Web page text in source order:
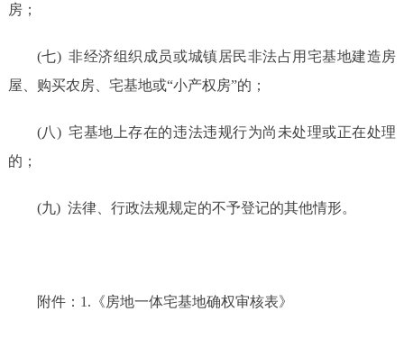
房；
(七) 非经济组织成员或城镇居民非法占用宅基地建造房
屋、购买农房、宅基地或“小产权房”的；
(八) 宅基地上存在的违法违规行为尚未处理或正在处理
的；
(九) 法律、行政法规规定的不予登记的其他情形。
附件： 1.《房地一体宅基地确权审核表》